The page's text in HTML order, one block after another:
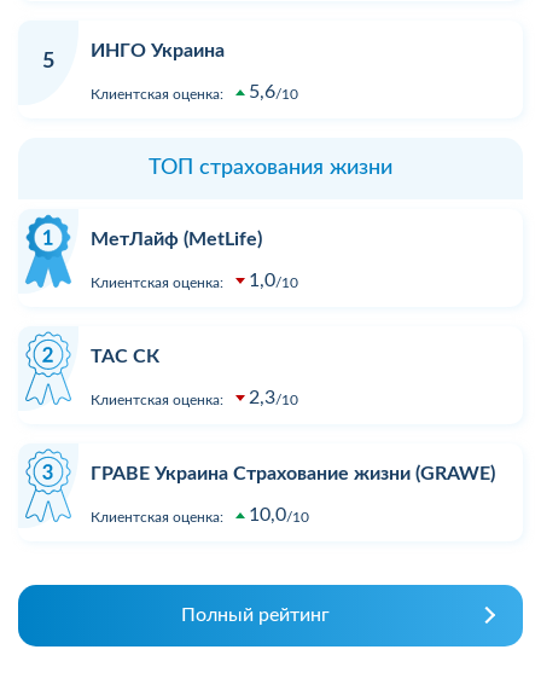
5
ИНГО Украина
Клиентская оценка: 5,6 10
ТОП страхования жизни
МетЛайф (MetLife)
Клиентская оценка: 1,0 10
ТАС СК
Клиентская оценка: 2,3 10
ГРАВЕ Украина Страхование жизни (GRAWE)
Клиентская оценка: 10,0 10
Полный рейтинг